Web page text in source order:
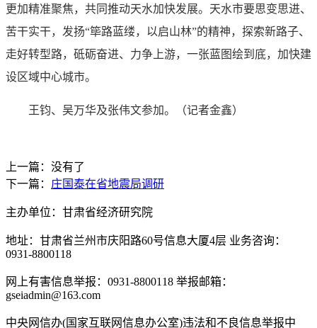
更加精准聚焦，共同推动天水加快发展。天水市要思变思进、
苦干实干，发扬“筚路蓝缕，以启山林”的精神，探索新路子、
走好转型路，砥砺奋进、力争上游，一张蓝图绘到底，加快建
设区域中心城市。
王钧、吴万华及张伟文参加。（记者金鑫）
上一篇：没有了
下一篇： 庄国泰在省地震局调研
主办单位：甘肃省经济研究院
地址：甘肃省兰州市庆阳路60号信息大厦4层 业务咨询：
0931-8800118
网上有害信息举报：0931-8800118 举报邮箱：
gseiadmin@163.com
中央网信办(国家互联网信息办公室)违法和不良信息举报中